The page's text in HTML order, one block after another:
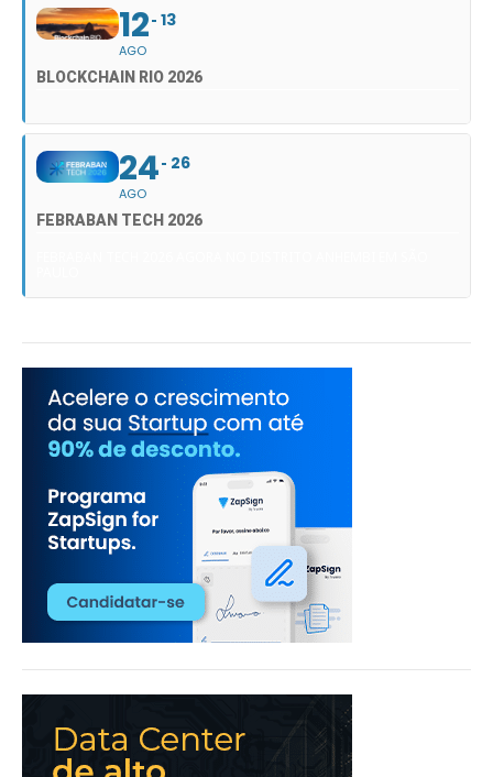
12
AGO
13
BLOCKCHAIN RIO 2026
24
AGO
26
FEBRABAN TECH 2026